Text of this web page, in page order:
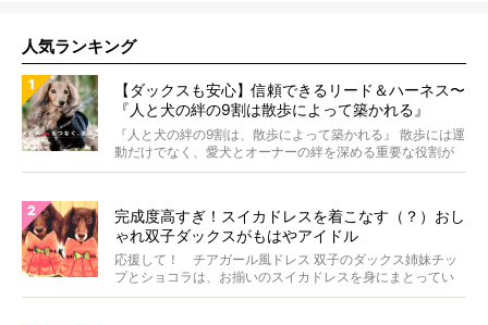
人気ランキング
【ダックスも安心】信頼できるリード＆ハーネス〜
『人と犬の絆の9割は散歩によって築かれる』
WOLFGANG MAN＆BEAST〜
『人と犬の絆の9割は、散歩によって築かれる』 散歩には運
動だけでなく、愛犬とオーナーの絆を深める重要な役割が
あ...
完成度高すぎ！スイカドレスを着こなす（？）おし
ゃれ双子ダックスがもはやアイドル
応援して！ チアガール風ドレス 双子のダックス姉妹チッ
プとショコラは、お揃いのスイカドレスを身にまとってい
ます...